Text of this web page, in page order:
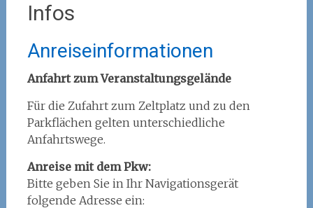
Infos
Anreiseinformationen
Anfahrt zum Veranstaltungsgelände
Für die Zufahrt zum Zeltplatz und zu den
Parkflächen gelten unterschiedliche
Anfahrtswege.
Anreise mit dem Pkw:
Bitte geben Sie in Ihr Navigationsgerät
folgende Adresse ein: